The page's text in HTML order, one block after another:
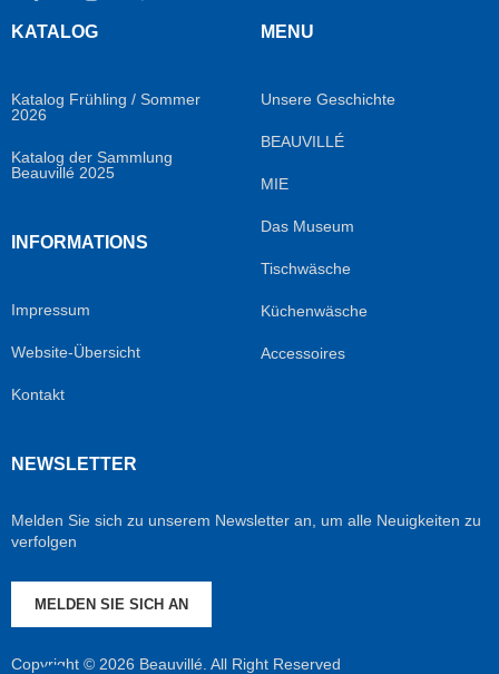
FacebookInstagram
KATALOG
Katalog Frühling / Sommer
2026
Katalog der Sammlung
Beauvillé 2025
INFORMATIONS
Impressum
Website-Übersicht
Kontakt
MENU
Unsere Geschichte
BEAUVILLÉ
MIE
Das Museum
Tischwäsche
Küchenwäsche
Accessoires
NEWSLETTER
Melden Sie sich zu unserem Newsletter an, um alle Neuigkeiten zu
verfolgen
MELDEN SIE SICH AN
Copyright © 2026 Beauvillé. All Right Reserved